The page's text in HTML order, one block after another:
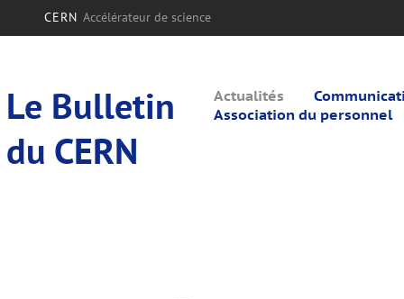
CERN Accélérateur de science
Le Bulletin
du CERN
Actualités
Association du personnel